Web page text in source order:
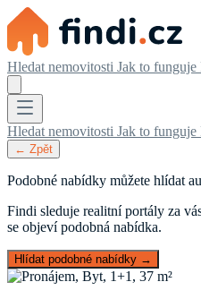
Hledat nemovitosti Jak to funguje
Hledat nemovitosti Jak to funguje
← Zpět
Podobné nabídky můžete hlídat
Findi sleduje realitní portály za
se objeví podobná nabídka.
Hlídat podobné nabídky →